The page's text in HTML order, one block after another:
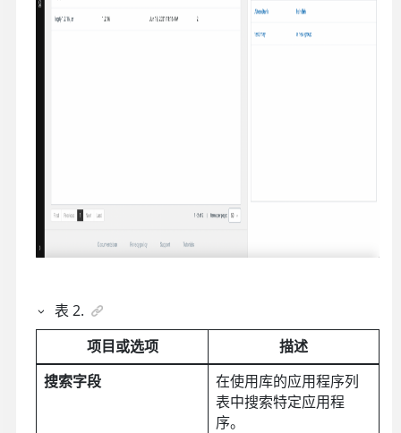
表 2.
项目或选项
描述
搜索字段
在使用库的应用程序列
表中搜索特定应用程
序。